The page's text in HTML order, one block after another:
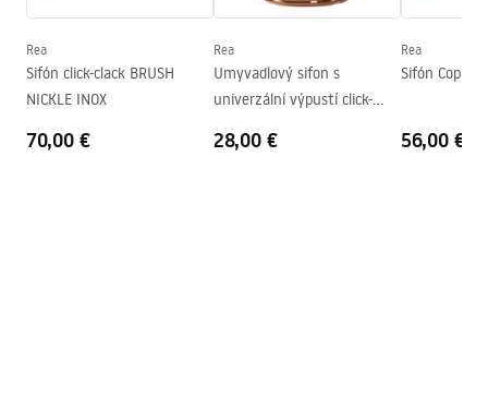
100mm
Tvar
Otvor pre batériu
Nie
Rea
Sifón click-clack BRUSH
NICKLE INOX
70,00 €
Rea
Umyvadlový sifon s
univerzální výpustí click-
28,00 €
Rea
Sifón Copper
56,00 €